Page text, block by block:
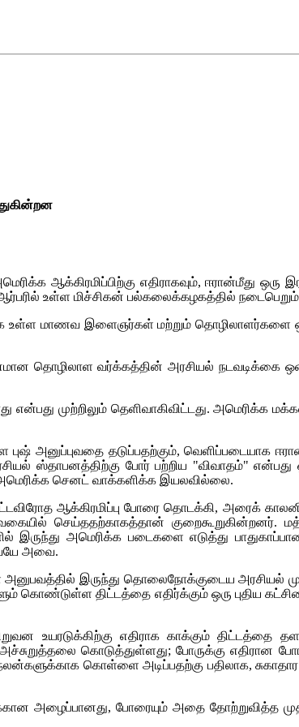
ஆக்கிரமிப்பிற்கு எதிராகவும், ஈரான்மீது ஒரு
உள்ள மிச்சிகன் பல்கலைக்கழகத்தில்
உள்ள மாணவ இளைஞர்கள் மற்றும்
தொழிலாள வர்க்கத்தின் அரசியல்
என்பது முற்றிலும் தெளிவாகிவிட்டது. அமெரிக்க
அனுப்புவதை தடுப்பதற்கும், வெளிப்படையாக
ஸ்தாபனத்திற்கு போர் பற்றிய "விவாதம்" என்பது
அமெரிக்க செனட் வாக்களிக்க இயலவில்லை.
ஆக்கிரமிப்பு போரை தொடக்கி, அரைக்
செய்ததற்காகத்தான் குறைகூறுகின்றனர்.
இருந்து அமெரிக்க படைகளை எடுத்து
அவை.
இருந்து தொலைநோக்குடைய அரசியல்
கொண்டுள்ள திட்டத்தை எதிர்க்கும் ஒரு புதிய
உயரடுக்கிற்கு எதிராக காக்கும் திட்டத்தை
கொடுத்துள்ளது; போருக்கு எதிரான
கொள்ளை அடிப்பதற்கு பதிலாக, சுகாதார
அழைப்பானது, போரையும் அதை தோற்றுவித்த